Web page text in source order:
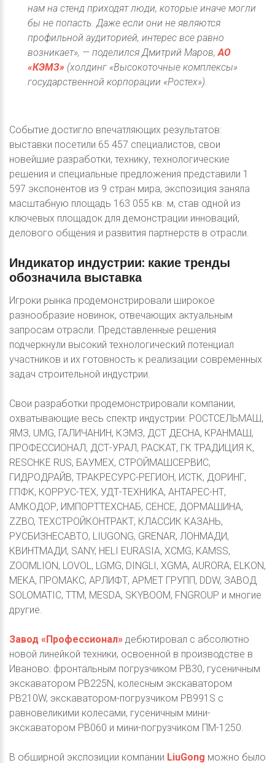
нам на стенд приходят люди, которые иначе могли
бы не попасть. Даже если они не являются
профильной аудиторией, интерес все равно
возникает», — поделился Дмитрий Маров, АО
«КЭМЗ» (холдинг «Высокоточные комплексы»
государственной корпорации «Ростех»).
Событие достигло впечатляющих результатов:
выставки посетили 65 457 специалистов, свои
новейшие разработки, технику, технологические
решения и специальные предложения представили 1
597 экспонентов из 9 стран мира, экспозиция заняла
масштабную площадь 163 055 кв. м, став одной из
ключевых площадок для демонстрации инноваций,
делового общения и развития партнерств в отрасли.
Индикатор индустрии: какиетренды
обозначила выставка
Игроки рынка продемонстрировали широкое
разнообразие новинок, отвечающих актуальным
запросам отрасли. Представленные решения
подчеркнули высокий технологический потенциал
участников и их готовность к реализации современных
задач строительной индустрии.
Свои разработки продемонстрировали компании,
охватывающие весь спектр индустрии: РОСТСЕЛЬМАШ,
ЯМЗ, UMG, ГАЛИЧАНИН, КЭМЗ, ДСТ ДЕСНА, КРАНМАШ,
ПРОФЕССИОНАЛ, ДСТ-УРАЛ, РАСКАТ, ГК ТРАДИЦИЯ К,
RESCHKE RUS, БАУМЕХ, СТРОЙМАШСЕРВИС,
ГИДРОДРАЙВ, ТРАКРЕСУРС-РЕГИОН, ИСТК, ДОРИНГ,
ГПФК, КОРРУС-ТЕХ, УДТ-ТЕХНИКА, АНТАРЕС-НТ,
АМКОДОР, ИМПОРТТЕХСНАБ, СЕНСЕ, ДОРМАШИНА,
ZZBO, ТЕХСТРОЙКОНТРАКТ, КЛАССИК КАЗАНЬ,
РУСБИЗНЕСАВТО, LIUGONG, GRENAR, ЛОНМАДИ,
КВИНТМАДИ, SANY, HELI EURASIA, XCMG, KAMSS,
ZOOMLION, LOVOL, LGMG, DINGLI, XGMA, AURORA, ELKON,
MEKA, ПРОМАКС, АРЛИФТ, АРМЕТ ГРУПП, DDW, ЗАВОД
SOLOMATIC, ТТМ, MESDA, SKYBOOM, FNGROUP и многие
другие.
Завод «Профессионал» дебютировал с абсолютно
новой линейкой техники, освоенной в производстве в
Иваново: фронтальным погрузчиком РВ30, гусеничным
экскаватором PB225N, колесным экскаватором
PB210W, экскаватором-погрузчиком PB991S с
равновеликими колесами, гусеничным мини-
экскаватором PB060 и мини-погрузчиком ПМ-1250.
В обширной экспозиции компании LiuGong можно было